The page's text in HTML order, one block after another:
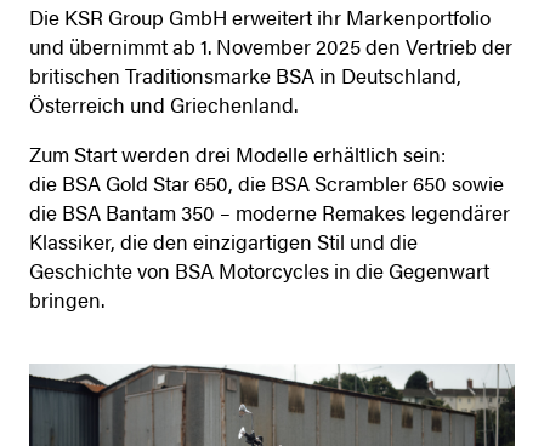
Die KSR Group GmbH erweitert ihr Markenportfolio
und übernimmt ab 1. November 2025 den Vertrieb der
britischen Traditionsmarke BSA in Deutschland,
Österreich und Griechenland.
Zum Start werden drei Modelle erhältlich sein:
die BSA Gold Star 650, die BSA Scrambler 650 sowie
die BSA Bantam 350 – moderne Remakes legendärer
Klassiker, die den einzigartigen Stil und die
Geschichte von BSA Motorcycles in die Gegenwart
bringen.